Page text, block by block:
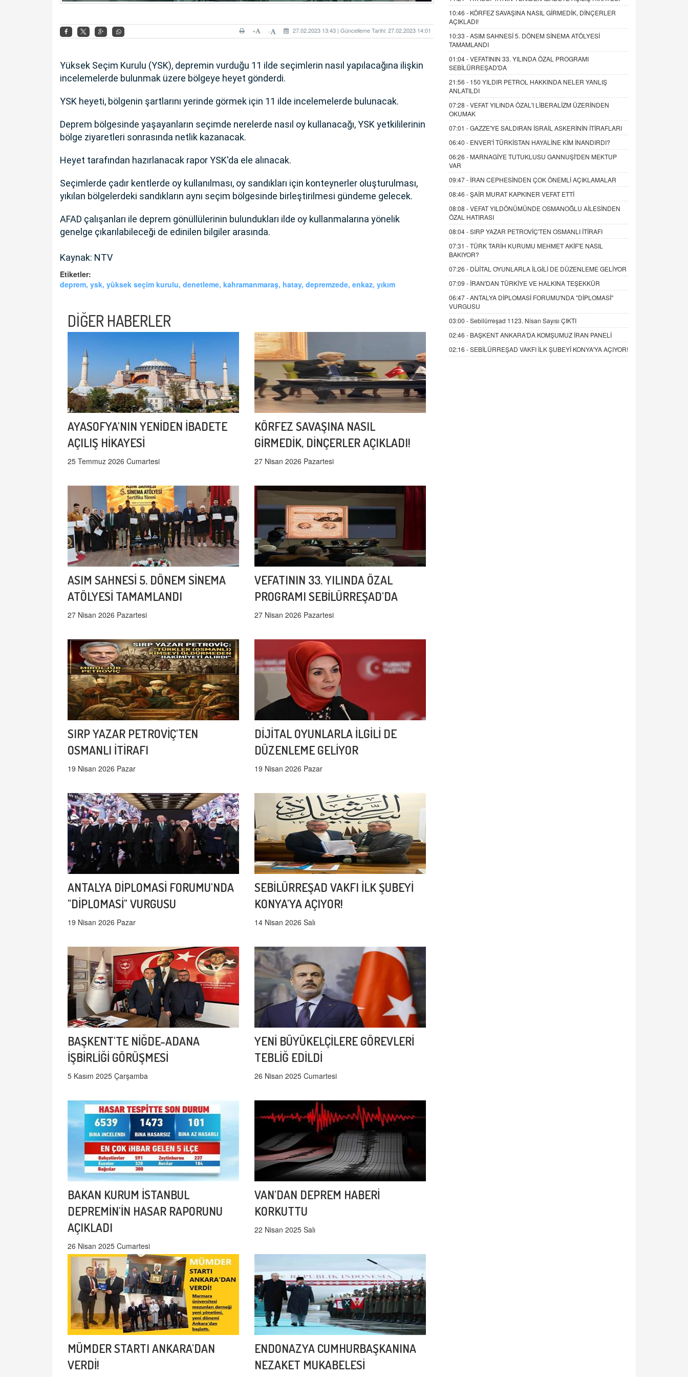
27.02.2023 13:43 | Güncelleme Tarihi: 27.02.2023 14:01
-
+
Yüksek Seçim Kurulu (YSK), depremin vurduğu 11 ilde seçimlerin nasıl yapılacağına ilişkin
incelemelerde bulunmak üzere bölgeye heyet gönderdi.
YSK heyeti, bölgenin şartlarını yerinde görmek için 11 ilde incelemelerde bulunacak.
Deprem bölgesinde yaşayanların seçimde nerelerde nasıl oy kullanacağı, YSK yetkililerinin
bölge ziyaretleri sonrasında netlik kazanacak.
Heyet tarafından hazırlanacak rapor YSK'da ele alınacak.
Seçimlerde çadır kentlerde oy kullanılması, oy sandıkları için konteynerler oluşturulması,
yıkılan bölgelerdeki sandıkların aynı seçim bölgesinde birleştirilmesi gündeme gelecek.
AFAD çalışanları ile deprem gönüllülerinin bulundukları ilde oy kullanmalarına yönelik
genelge çıkarılabileceği de edinilen bilgiler arasında.
Kaynak: NTV
Etiketler:
deprem, ysk, yüksek seçim kurulu, denetleme, kahramanmaraş, hatay, depremzede, enkaz, yıkım
DİĞER HABERLER
AYASOFYA'NIN YENİDEN İBADETE
AÇILIŞ HİKAYESİ
25 Temmuz 2026 Cumartesi
KÖRFEZ SAVAŞINA NASIL
GİRMEDİK, DİNÇERLER AÇIKLADI!
27 Nisan 2026 Pazartesi
ASIM SAHNESİ 5. DÖNEM SİNEMA
ATÖLYESİ TAMAMLANDI
27 Nisan 2026 Pazartesi
VEFATININ 33. YILINDA ÖZAL
PROGRAMI SEBİLÜRREŞAD'DA
27 Nisan 2026 Pazartesi
SIRP YAZAR PETROVİÇ'TEN
OSMANLI İTİRAFI
19 Nisan 2026 Pazar
DİJİTAL OYUNLARLA İLGİLİ DE
DÜZENLEME GELİYOR
19 Nisan 2026 Pazar
ANTALYA DİPLOMASİ FORUMU'NDA
"DİPLOMASİ" VURGUSU
19 Nisan 2026 Pazar
SEBİLÜRREŞAD VAKFI İLK ŞUBEYİ
KONYA'YA AÇIYOR!
14 Nisan 2026 Salı
BAŞKENT'TE NİĞDE-ADANA
İŞBİRLİĞİ GÖRÜŞMESİ
5 Kasım 2025 Çarşamba
YENİ BÜYÜKELÇİLERE GÖREVLERİ
TEBLİĞ EDİLDİ
26 Nisan 2025 Cumartesi
BAKAN KURUM İSTANBUL
DEPREMİN'İN HASAR RAPORUNU
AÇIKLADI
26 Nisan 2025 Cumartesi
VAN'DAN DEPREM HABERİ
KORKUTTU
22 Nisan 2025 Salı
MÜMDER STARTI ANKARA'DAN
VERDİ!
ENDONAZYA CUMHURBAŞKANINA
NEZAKET MUKABELESİ
10:46 - KÖRFEZ SAVAŞINA NASIL GİRMEDİK, DİNÇERLER
AÇIKLADI!
10:33 -ASIM SAHNESİ 5. DÖNEM SİNEMA ATÖLYESİ
TAMAMLANDI
01:04 -VEFATININ 33. YILINDA ÖZAL PROGRAMI
SEBİLÜRREŞAD'DA
21:56 - 150 YILDIR PETROL HAKKINDA NELER YANLIŞ
ANLATILDI
07:28 -VEFAT YILINDA ÖZAL'I LİBERALİZM ÜZERİNDEN
OKUMAK
07:01 -GAZZE'YE SALDIRAN İSRAİL ASKERİNİN İTİRAFLARI
06:40 - ENVER'İ TÜRKİSTAN HAYALİNE KİM İNANDIRDI?
06:26 - MARNAGİYE TUTUKLUSU GANNUŞİ'DEN MEKTUP
VAR
09:47 - İRAN CEPHESİNDEN ÇOK ÖNEMLİ AÇIKLAMALAR
08:46 -ŞAİR MURAT KAPKINER VEFAT ETTİ
08:08 -VEFAT YILDÖNÜMÜNDE OSMANOĞLU AİLESİNDEN
ÖZAL HATIRASI
08:04 -SIRP YAZAR PETROVİÇ'TEN OSMANLI İTİRAFI
07:31 -TÜRK TARİH KURUMU MEHMET AKİF'E NASIL
BAKIYOR?
07:26 - DİJİTAL OYUNLARLA İLGİLİ DE DÜZENLEME GELİYOR
07:09 - İRAN'DAN TÜRKİYE VE HALKINA TEŞEKKÜR
06:47 -ANTALYA DİPLOMASİ FORUMU'NDA "DİPLOMASİ"
VURGUSU
03:00 -Sebilürreşad 1123. Nisan Sayısı ÇIKTI
02:46 - BAŞKENT ANKARA'DA KOMŞUMUZ İRAN PANELİ
02:16 -SEBİLÜRREŞAD VAKFI İLK ŞUBEYİ KONYA'YA AÇIYOR!